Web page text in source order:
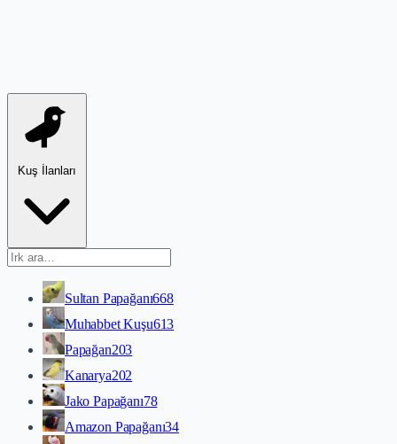
Kuş İlanları
Sultan Papağanı668
Muhabbet Kuşu613
Papağan203
Kanarya202
Jako Papağanı78
Amazon Papağanı34